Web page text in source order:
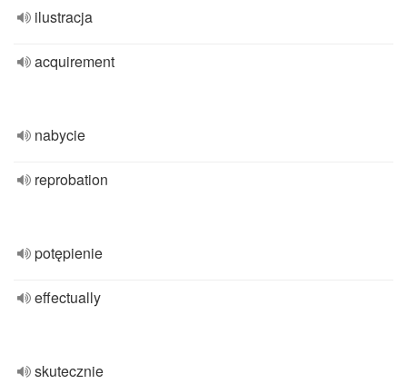
ilustracja
acquirement
nabycie
reprobation
potępienie
effectually
skutecznie